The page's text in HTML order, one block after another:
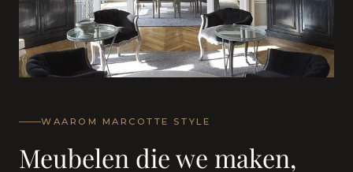
WAAROM MARCOTTE STYLE
Meubelen die we maken,